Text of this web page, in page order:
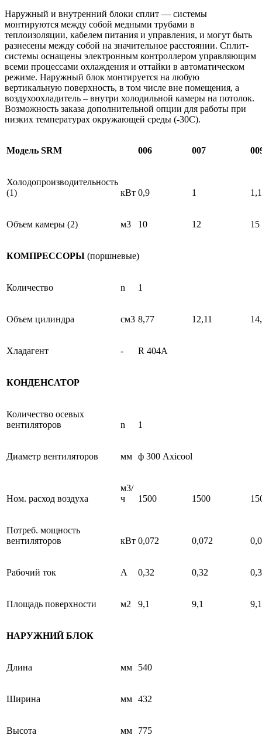
Наружный и внутренний блоки сплит — системы
монтируются между собой медными трубами в
теплоизоляции, кабелем питания и управления, и могут быть
разнесены между собой на значительное расстоянии. Сплит-
системы оснащены электронным контроллером управляющим
всеми процессами охлаждения и оттайки в автоматическом
режиме. Наружный блок монтируется на любую
вертикальную поверхность, в том числе вне помещения, а
воздухоохладитель – внутри холодильной камеры на потолок.
Возможность заказа дополнительной опции для работы при
низких температурах окружающей среды (-30С).
Модель SRM 006 007
Холодопроизводительность
(1)
кВт 0,9 1 1,1
Объем камеры (2) м3 10 12 15
КОМПРЕССОРЫ (поршневые)
Количество n 1
Объем цилиндра см3 8,77 12,11
Хладагент - R 404A
КОНДЕНСАТОР
Количество осевых
вентиляторов
n 1
Диаметр вентиляторов мм ф 300 Axicool
Ном. расход воздуха
м3/
ч
1500 1500
Потреб. мощность
вентиляторов
кВт 0,072 0,072
Рабочий ток А 0,32 0,32
Площадь поверхности м2 9,1 9,1 9,1
НАРУЖНИЙ БЛОК
Длина мм 540
Ширина мм 432
Высота мм 775